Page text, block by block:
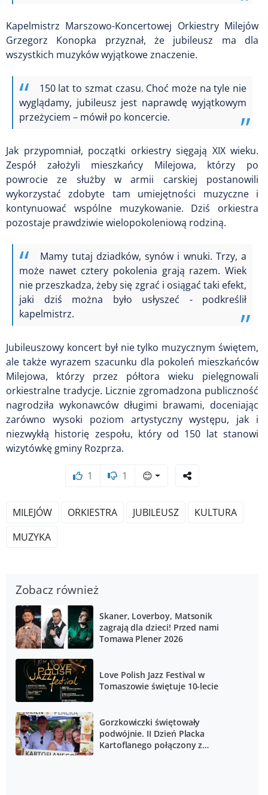
Kapelmistrz Marszowo-Koncertowej Orkiestry Milejów
Grzegorz Konopka przyznał, że jubileusz ma dla
wszystkich muzyków wyjątkowe znaczenie.
150 lat to szmat czasu. Choć może na tyle nie
wyglądamy, jubileusz jest naprawdę wyjątkowym
przeżyciem – mówił po koncercie.
Jak przypomniał, początki orkiestry sięgają XIX wieku.
Zespół założyli mieszkańcy Milejowa, którzy po
powrocie ze służby w armii carskiej postanowili
wykorzystać zdobyte tam umiejętności muzyczne i
kontynuować wspólne muzykowanie. Dziś orkiestra
pozostaje prawdziwie wielopokoleniową rodziną.
Mamy tutaj dziadków, synów i wnuki. Trzy, a
może nawet cztery pokolenia grają razem. Wiek
nie przeszkadza, żeby się zgrać i osiągać taki efekt,
jaki dziś można było usłyszeć - podkreślił
kapelmistrz.
Jubileuszowy koncert był nie tylko muzycznym świętem,
ale także wyrazem szacunku dla pokoleń mieszkańców
Milejowa, którzy przez półtora wieku pielęgnowali
orkiestralne tradycje. Licznie zgromadzona publiczność
nagrodziła wykonawców długimi brawami, doceniając
zarówno wysoki poziom artystyczny występu, jak i
niezwykłą historię zespołu, który od 150 lat stanowi
wizytówkę gminy Rozprza.
1 1 😊
MILEJÓW ORKIESTRA JUBILEUSZ
KULTURA
MUZYKA
Zobacz również
Skaner, Loverboy, Matsonik
zagrają dla dzieci! Przed nami
Tomawa Plener 2026
Love Polish Jazz Festival w
Tomaszowie świętuje 10-lecie
Gorzkowiczki świętowały
podwójnie. II Dzień Placka
Kartoflanego połączony z